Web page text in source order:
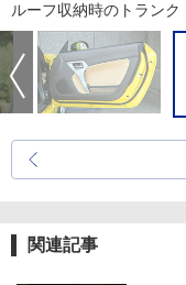
ルーフ収納時のトランク
関連記事